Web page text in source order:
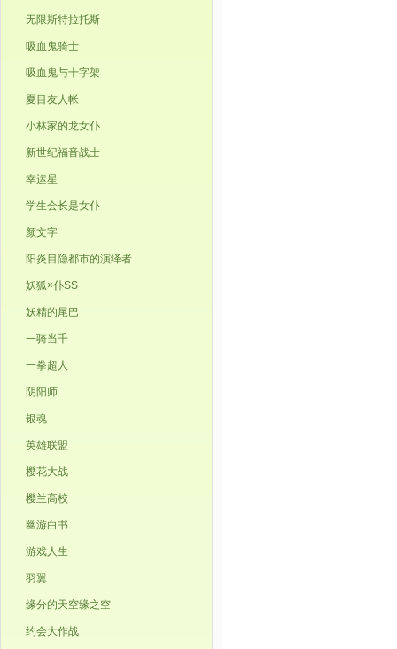
无限斯特拉托斯
吸血鬼骑士
吸血鬼与十字架
夏目友人帐
小林家的龙女仆
新世纪福音战士
幸运星
学生会长是女仆
颜文字
阳炎目隐都市的演绎者
妖狐×仆SS
妖精的尾巴
一骑当千
一拳超人
阴阳师
银魂
英雄联盟
樱花大战
樱兰高校
幽游白书
游戏人生
羽翼
缘分的天空缘之空
约会大作战